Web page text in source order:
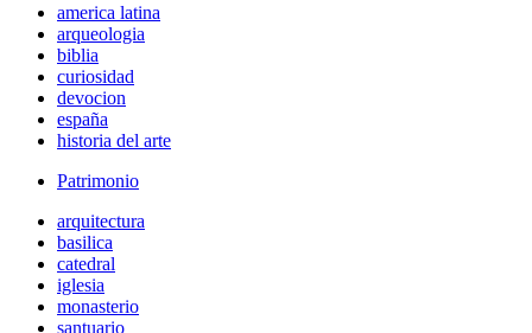
america latina
arqueologia
biblia
curiosidad
devocion
españa
historia del arte
Patrimonio
arquitectura
basilica
catedral
iglesia
monasterio
santuario